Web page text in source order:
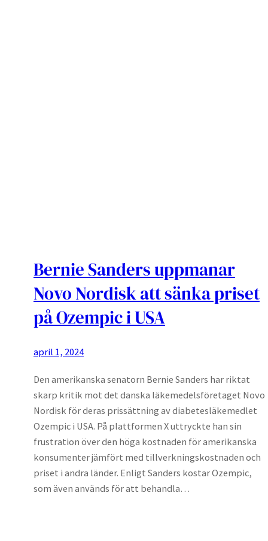
Bernie Sanders uppmanar
Novo Nordisk att sänka priset
på Ozempic i USA
april 1, 2024
Den amerikanska senatorn Bernie Sanders har riktat
skarp kritik mot det danska läkemedelsföretaget Novo
Nordisk för deras prissättning av diabetesläkemedlet
Ozempic i USA. På plattformen X uttryckte han sin
frustration över den höga kostnaden för amerikanska
konsumenter jämfört med tillverkningskostnaden och
priset i andra länder. Enligt Sanders kostar Ozempic,
som även används för att behandla…